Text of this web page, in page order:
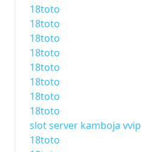
18toto
18toto
18toto
18toto
18toto
18toto
18toto
18toto
slot server kamboja vvip
18toto